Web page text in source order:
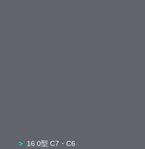
16.0型 C7・C6